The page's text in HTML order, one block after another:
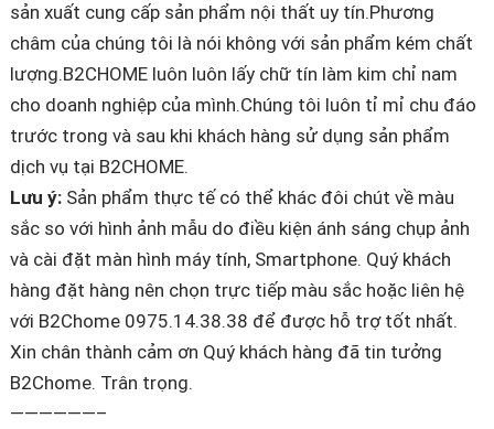
sản xuất cung cấp sản phẩm nội thất uy tín.Phương
châm của chúng tôi là nói không với sản phẩm kém chất
lượng.B2CHOME luôn luôn lấy chữ tín làm kim chỉ nam
cho doanh nghiệp của mình.Chúng tôi luôn tỉ mỉ chu đáo
trước trong và sau khi khách hàng sử dụng sản phẩm
dịch vụ tại B2CHOME.
Lưu ý: Sản phẩm thực tế có thể khác đôi chút về màu
sắc so với hình ảnh mẫu do điều kiện ánh sáng chụp ảnh
và cài đặt màn hình máy tính, Smartphone. Quý khách
hàng đặt hàng nên chọn trực tiếp màu sắc hoặc liên hệ
với B2Chome 0975.14.38.38 để được hỗ trợ tốt nhất.
Xin chân thành cảm ơn Quý khách hàng đã tin tưởng
B2Chome. Trân trọng.
——————–